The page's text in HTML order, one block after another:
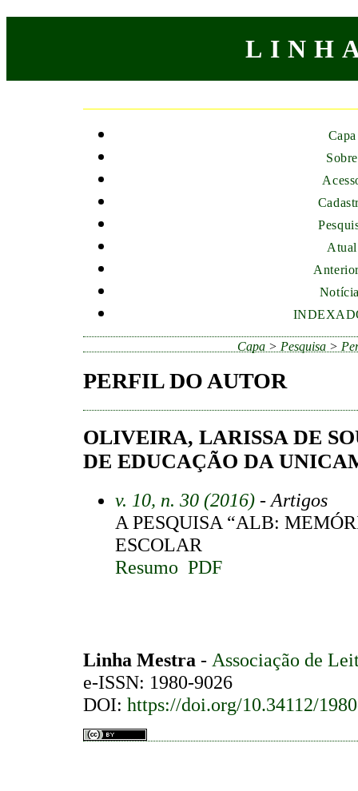
Capa
Sobre
Atual
Capa> Pesquisa>
PERFIL DO AUTOR
OLIVEIRA, LARISSA DE
DE EDUCAÇÃO DA
v. 10, n. 30 (2016) - Artigos
A PESQUISA “ALB:
ESCOLAR
Resumo PDF
Linha Mestra- Associação de
e-ISSN: 1980-9026
DOI:https://doi.org/10.34112/